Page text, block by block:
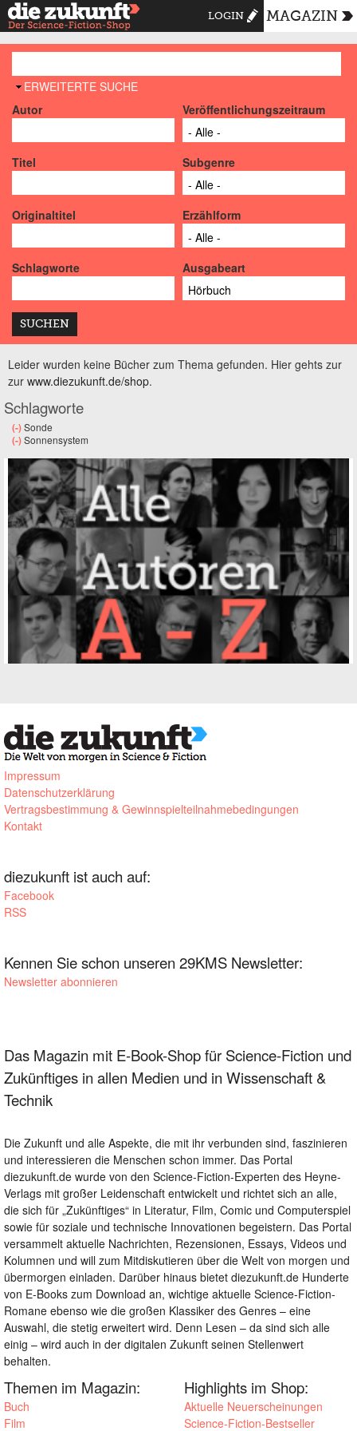
LOGIN MAGAZIN
AUSBLENDEN
ERWEITERTE SUCHE
Autor
Veröffentlichungszeitraum
Titel Subgenre
Originaltitel Erzählform
Schlagworte Ausgabeart
Leider wurden keine Bücher zum Thema gefunden. Hier gehts zur
zur www.diezukunft.de/shop.
Schlagworte
(-)Remove Sonde filter
Sonde
(-)Remove Sonnensystem filter
Sonnensystem
Impressum
Datenschutzerklärung
Vertragsbestimmung & Gewinnspielteilnahmebedingungen
Kontakt
diezukunft ist auch auf:
Facebook
RSS
Kennen Sie schon unseren 29KMS Newsletter:
Newsletter abonnieren
Das Magazin mit E-Book-Shop für Science-Fiction und
Zukünftiges in allen Medien und in Wissenschaft &
Technik
Die Zukunft und alle Aspekte, die mit ihr verbunden sind, faszinieren
und interessieren die Menschen schon immer. Das Portal
diezukunft.de wurde von den Science-Fiction-Experten des Heyne-
Verlags mit großer Leidenschaft entwickelt und richtet sich an alle,
die sich für „Zukünftiges“ in Literatur, Film, Comic und Computerspiel
sowie für soziale und technische Innovationen begeistern. Das Portal
versammelt aktuelle Nachrichten, Rezensionen, Essays, Videos und
Kolumnen und will zum Mitdiskutieren über die Welt von morgen und
übermorgen einladen. Darüber hinaus bietet diezukunft.de Hunderte
von E-Books zum Download an, wichtige aktuelle Science-Fiction-
Romane ebenso wie die großen Klassiker des Genres – eine
Auswahl, die stetig erweitert wird. Denn Lesen – da sind sich alle
einig – wird auch in der digitalen Zukunft seinen Stellenwert
behalten.
Themen im Magazin:
Buch
Film
Highlights im Shop:
Aktuelle Neuerscheinungen
Science-Fiction-Bestseller